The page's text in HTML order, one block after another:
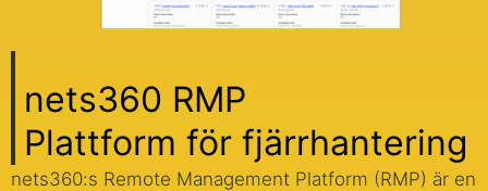
nets360 RMP
Plattform för fjärrhantering
nets360:s Remote Management Platform (RMP) är en